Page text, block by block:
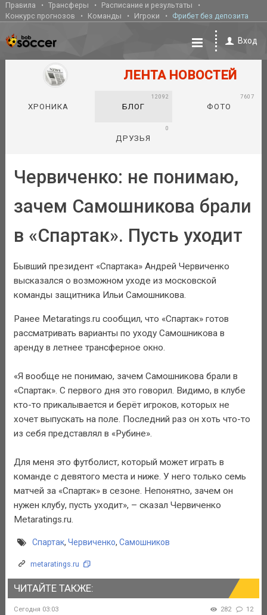
Правила Трансферы
Расписание и результаты
Конкурс прогнозов
Команды Игроки Фрибет без депозита
Вход
ЛЕНТА НОВОСТЕЙ
ХРОНИКА БЛОГ
12092
ФОТО
7607
ДРУЗЬЯ
0
Червиченко: не понимаю,
зачем Самошникова брали
в «Спартак». Пусть уходит
Бывший президент «Спартака» Андрей Червиченко
высказался о возможном уходе из московской
команды защитника Ильи Самошникова.
Ранее Metaratings.ru сообщил, что «Спартак» готов
рассматривать варианты по уходу Самошникова в
аренду в летнее трансферное окно.
«Я вообще не понимаю, зачем Самошникова брали в
«Спартак». С первого дня это говорил. Видимо, в клубе
кто-то прикалывается и берёт игроков, которых не
хочет выпускать на поле. Последний раз он хоть что-то
из себя представлял в «Рубине».
Для меня это футболист, который может играть в
команде с девятого места и ниже. У него только семь
матчей за «Спартак» в сезоне. Непонятно, зачем он
нужен клубу, пусть уходит», – сказал Червиченко
Metaratings.ru.
Спартак, Червиченко, Самошников
metaratings.ru
ЧИТАЙТЕ ТАКЖЕ:
Сегодня 03:03 282 12